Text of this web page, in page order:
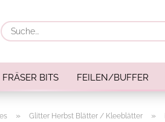
FRÄSER BITS FEILEN/BUFFER
» Glitter Herbst Blätter / Kleeblätter »